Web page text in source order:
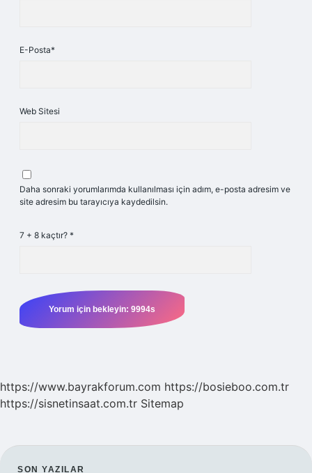
E-Posta*
Web Sitesi
Daha sonraki yorumlarımda kullanılması için adım, e-posta adresim ve
site adresim bu tarayıcıya kaydedilsin.
7 + 8 kaçtır? *
https://www.bayrakforum.com https://bosieboo.com.tr
https://sisnetinsaat.com.tr Sitemap
SON YAZILAR